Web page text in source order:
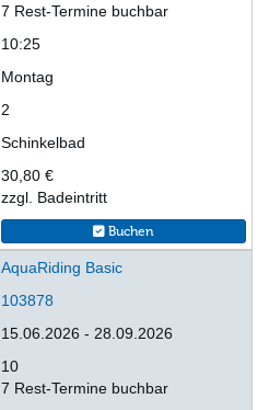
7 Rest-Termine buchbar
10:25
Montag
2
Schinkelbad
30,80 €
zzgl. Badeintritt
Buchen
AquaRiding Basic
103878
15.06.2026 - 28.09.2026
10
7 Rest-Termine buchbar